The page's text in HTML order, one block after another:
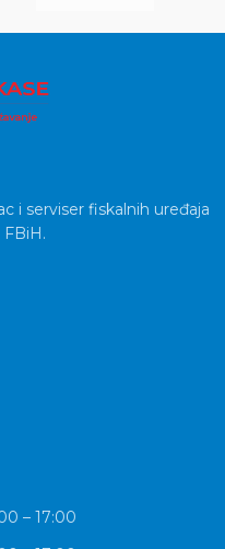
i serviser fiskalnih uređaja
FBiH.
– 17:00